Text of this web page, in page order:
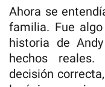
Ahora se
familia. Fue
historia de
hechos
decisión